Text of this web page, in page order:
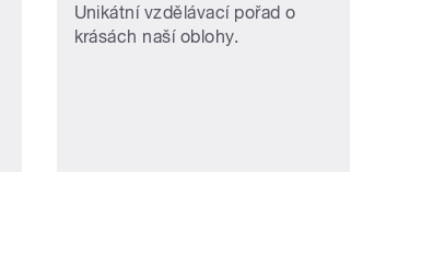
Unikátní vzdělávací pořad o
krásách naší oblohy.